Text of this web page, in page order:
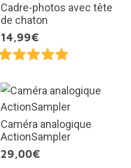
Cadre-photos avec tête
de chaton
14,99€
Caméra analogique
ActionSampler
29,00€